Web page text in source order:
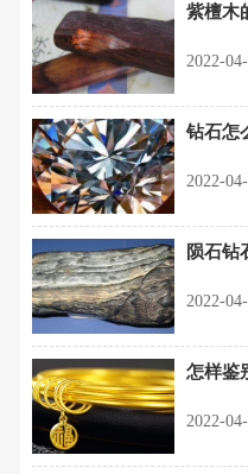
紫檀木
2022-
钻石怎
2022-
陨石钻
2022-
怎样鉴
2022-